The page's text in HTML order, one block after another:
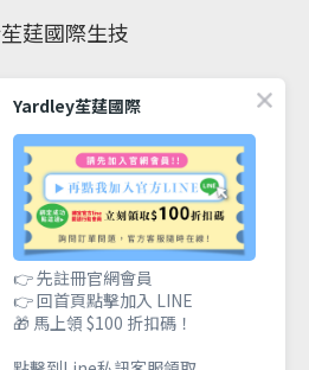
莛國際生技
際生技有限公司
安全｜健康｜美麗
聯絡我們
際生技有限公司
Yardley苼莛國際
👉 先註冊官網會員
👉 回首頁點擊加入 LINE
🎁 馬上領 $100 折扣碼！